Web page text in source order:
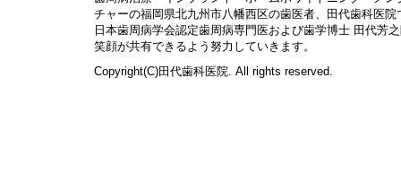
チャーの福岡県北九州市八幡西区の歯医者、田代歯科医院
日本歯周病学会認定歯周病専門医および歯学博士 田代芳
笑顔が共有できるよう努力していきます。
Copyright(C)田代歯科医院. All rights reserved.